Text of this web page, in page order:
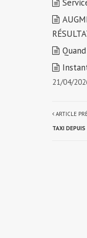
21/04/
ARTICLE
TAXI DEPUIS